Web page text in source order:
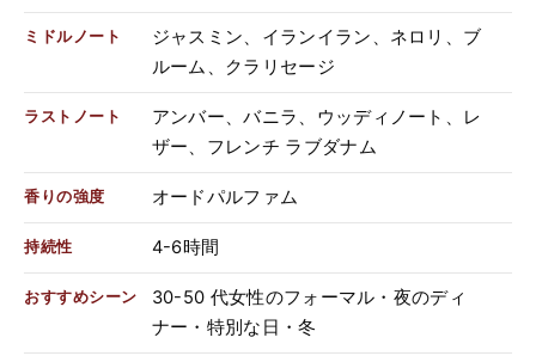
ミドルノート
ジャスミン、イランイラン、ネロリ、ブ
ルーム、クラリセージ
ラストノート
アンバー、バニラ、ウッディノート、レ
ザー、フレンチ ラブダナム
香りの強度 オードパルファム
持続性 4-6時間
おすすめシーン
30-50 代女性のフォーマル・夜のディ
ナー・特別な日・冬